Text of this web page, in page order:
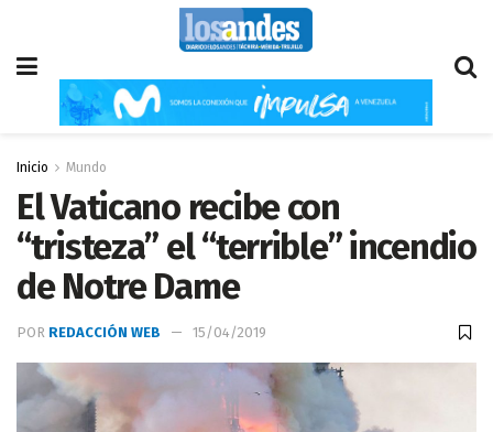
Inicio Mundo
El Vaticano recibe con
“tristeza” el “terrible” incendio
de Notre Dame
POR REDACCIÓN WEB 15/04/2019